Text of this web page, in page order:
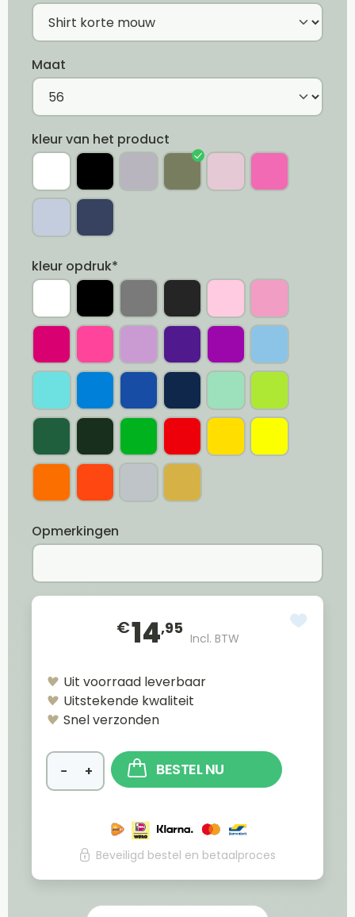
Maat
kleur van het product
kleur opdruk*
Opmerkingen
€14,95
Incl. BTW
Uit voorraad leverbaar
Uitstekende kwaliteit
Snel verzonden
− + BESTEL NU
Beveiligd bestel en betaalproces